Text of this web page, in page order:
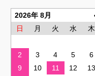
2026年 8月
日
月 火 水 木
2
3 4 5 6
9
10 11 12 13